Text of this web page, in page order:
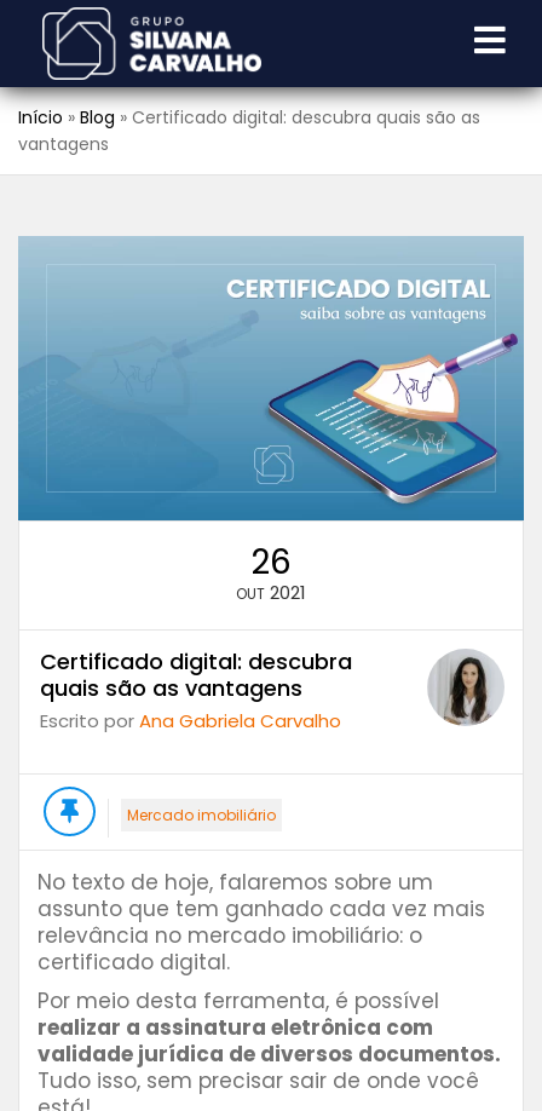
Início » Blog » Certificado digital: descubra quais são as
vantagens
26
OUT 2021
Certificado digital: descubra
quais são as vantagens
Escrito porAna Gabriela Carvalho
Mercado imobiliário
No texto de hoje, falaremos sobre um
assunto que tem ganhado cada vez mais
relevância no mercado imobiliário: o
certificado digital.
Por meio desta ferramenta, é possível
realizar a assinatura eletrônica com
validade jurídica de diversos documentos.
Tudo isso, sem precisar sair de onde você